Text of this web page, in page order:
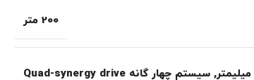
200 متر
,
سیستم چهار گانه Quad-synergy drive